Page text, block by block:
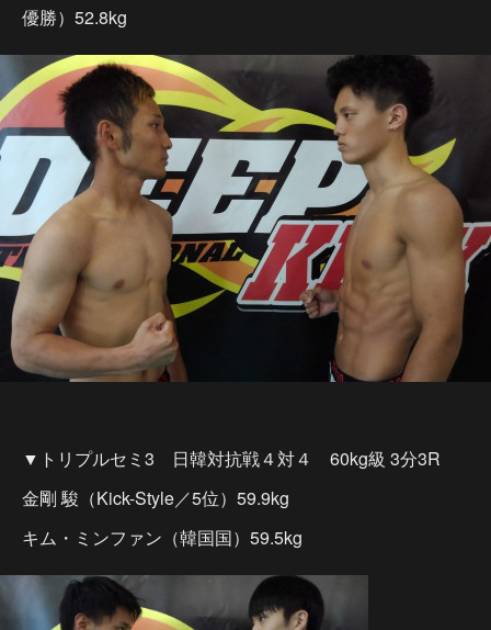
優勝）52.8kg
▼トリプルセミ3 日韓対抗戦４対４ 60kg級 3分3R
金剛 駿（Kick-Style／5位）59.9kg
キム・ミンファン（韓国国）59.5kg